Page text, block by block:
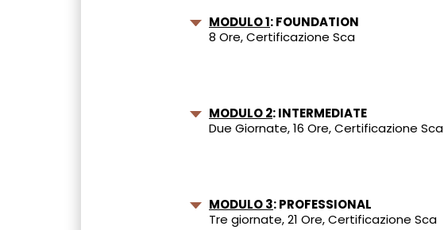
MODULO 1: FOUNDATION
8 Ore, Certificazione Sca
MODULO 2: INTERMEDIATE
Due Giornate, 16 Ore, Certificazione Sca
MODULO 3: PROFESSIONAL
Tre giornate, 21 Ore, Certificazione Sca